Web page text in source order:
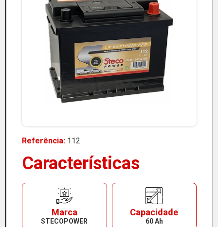
Referência: 112
Características
Marca
STECOPOWER
Capacidade
60 Ah